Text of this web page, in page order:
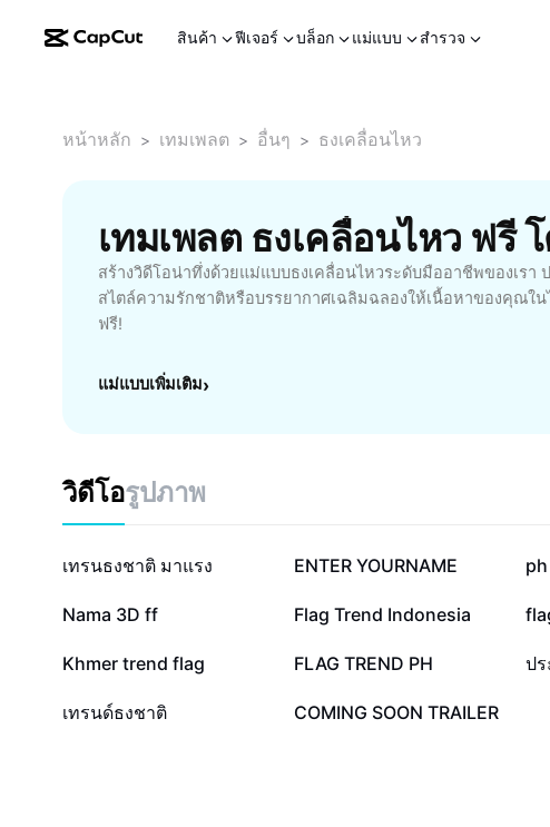
สินค้า ฟีเจอร์ บล็อก แม่แบบ สำรวจ
หน้าหลัก > เทมเพลต > อื่นๆ > ธงเคลื่อนไหว
เทมเพลต ธงเคลื่อนไหว ฟรี
สร้างวิดีโอน่าทึ่งด้วยแม่แบบธงเคลื่อนไหวระดับมืออาชีพของเรา
สไตล์ความรักชาติหรือบรรยากาศเฉลิมฉลองให้เนื้อหาของคุณใน
ฟรี!
แม่แบบเพิ่มเติม›
วิดีโอรูปภาพ
164K
เทรนธงชาติ มาแรง 97.2K
ENTER YOURNAME
26.1K
Nama 3D ff 19.7K
Flag Trend Indonesia
4.8K
Khmer trend flag 3.6K
FLAG TREND PH ปร
2.3K
เทรนด์ธงชาติ 1.8K
COMING SOON TRAILER